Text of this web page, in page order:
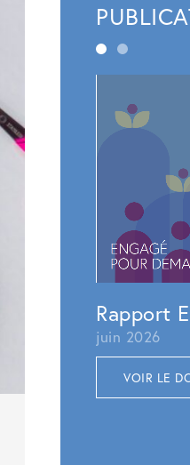
Rapport
juin 2026
VOIR LE